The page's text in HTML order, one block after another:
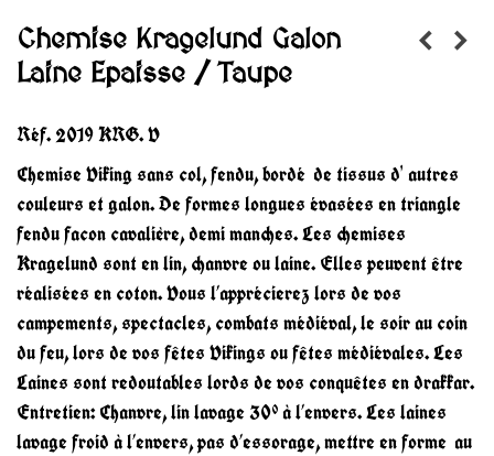
Chemise Kragelund Galon
Laine Epaisse / Taupe
Réf. 2019 KRG. V
Chemise Viking sans col, fendu, bordé de tissus d' autres
couleurs et galon. De formes longues évasées en triangle
fendu facon cavalière, demi manches. Les chemises
Kragelund sont en lin, chanvre ou laine. Elles peuvent être
réalisées en coton. Vous l’apprécierez lors de vos
campements, spectacles, combats médiéval, le soir au coin
du feu, lors de vos fêtes Vikings ou fêtes médiévales. Les
Laines sont redoutables lords de vos conquêtes en drakkar.
Entretien: Chanvre, lin lavage 30° à l’envers. Les laines
lavage froid à l’envers, pas d’essorage, mettre en forme au